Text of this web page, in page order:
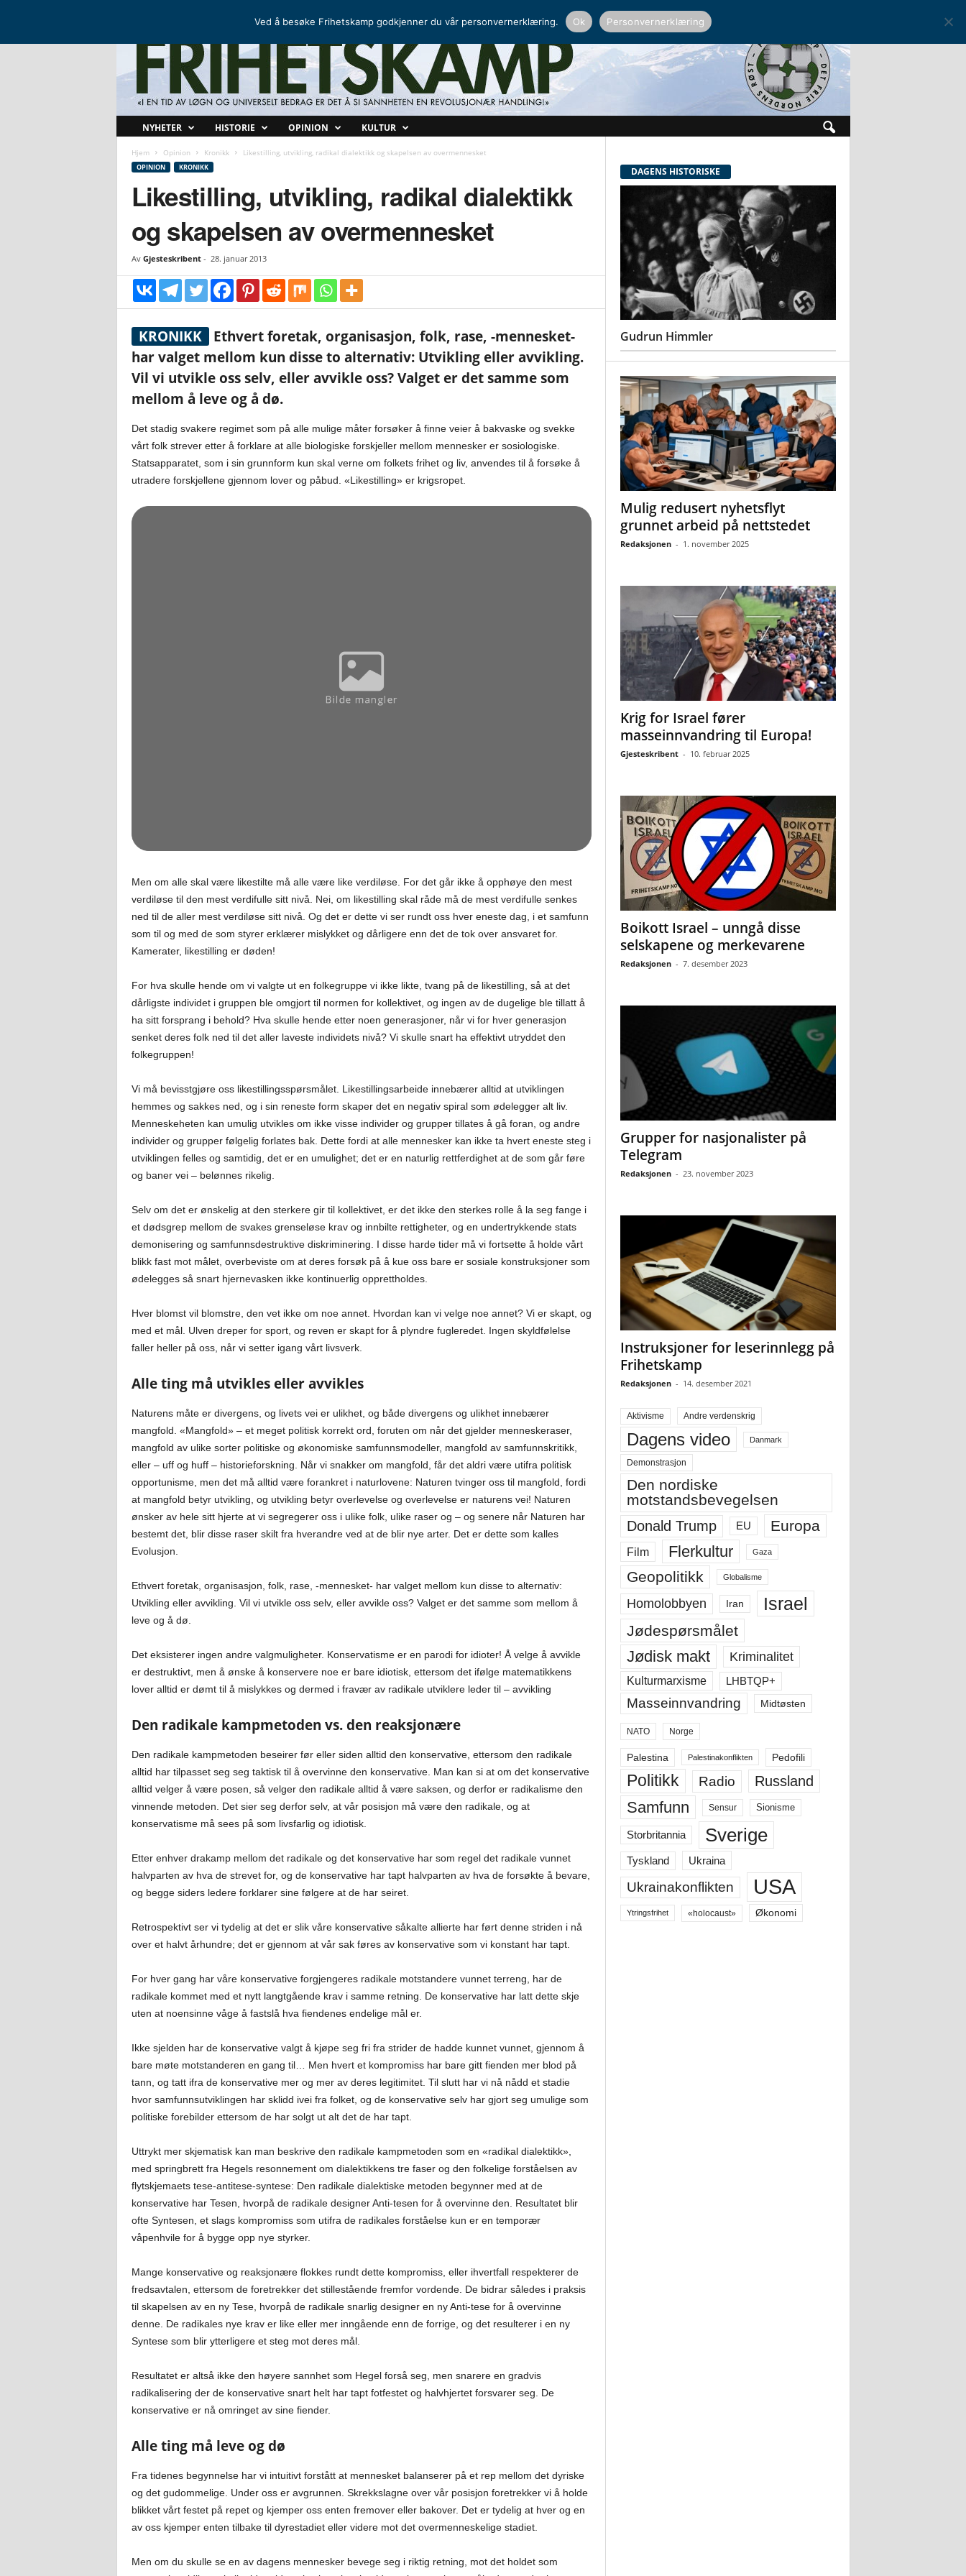
r
p
NYHETER HISTORIE OPINION KULTUR
Hjem Opinion Kronikk Likestilling, utvikling, radikal dialektikk og skapelsen av overmennesket
OPINION KRONIKK
Likestilling, utvikling, radikal dialektikk
og skapelsen av overmennesket
Av Gjesteskribent- 28. januar 2013
KRONIKK
Ethvert foretak, organisasjon, folk, rase, -mennesket-
har valget mellom kun disse to alternativ: Utvikling eller avvikling.
Vil vi utvikle oss selv, eller avvikle oss? Valget er det samme som
mellom å leve og å dø.
Det stadig svakere regimet som på alle mulige måter forsøker å finne veier å bakvaske og svekke
vårt folk strever etter å forklare at alle biologiske forskjeller mellom mennesker er sosiologiske.
Statsapparatet, som i sin grunnform kun skal verne om folkets frihet og liv, anvendes til å forsøke å
utradere forskjellene gjennom lover og påbud. «Likestilling» er krigsropet.
Men om alle skal være likestilte må alle være like verdiløse. For det går ikke å opphøye den mest
verdiløse til den mest verdifulle sitt nivå. Nei, om likestilling skal råde må de mest verdifulle senkes
ned til de aller mest verdiløse sitt nivå. Og det er dette vi ser rundt oss hver eneste dag, i et samfunn
som til og med de som styrer erklærer mislykket og dårligere enn det de tok over ansvaret for.
Kamerater, likestilling er døden!
For hva skulle hende om vi valgte ut en folkegruppe vi ikke likte, tvang på de likestilling, så at det
dårligste individet i gruppen ble omgjort til normen for kollektivet, og ingen av de dugelige ble tillatt å
ha sitt forsprang i behold? Hva skulle hende etter noen generasjoner, når vi for hver generasjon
senket deres folk ned til det aller laveste individets nivå? Vi skulle snart ha effektivt utryddet den
folkegruppen!
Vi må bevisstgjøre oss likestillingsspørsmålet. Likestillingsarbeide innebærer alltid at utviklingen
hemmes og sakkes ned, og i sin reneste form skaper det en negativ spiral som ødelegger alt liv.
Menneskeheten kan umulig utvikles om ikke visse individer og grupper tillates å gå foran, og andre
individer og grupper følgelig forlates bak. Dette fordi at alle mennesker kan ikke ta hvert eneste steg i
utviklingen felles og samtidig, det er en umulighet; det er en naturlig rettferdighet at de som går føre
og baner vei – belønnes rikelig.
Selv om det er ønskelig at den sterkere gir til kollektivet, er det ikke den sterkes rolle å la seg fange i
et dødsgrep mellom de svakes grenseløse krav og innbilte rettigheter, og en undertrykkende stats
demonisering og samfunnsdestruktive diskriminering. I disse harde tider må vi fortsette å holde vårt
blikk fast mot målet, overbeviste om at deres forsøk på å kue oss bare er sosiale konstruksjoner som
ødelegges så snart hjernevasken ikke kontinuerlig opprettholdes.
Hver blomst vil blomstre, den vet ikke om noe annet. Hvordan kan vi velge noe annet? Vi er skapt, og
med et mål. Ulven dreper for sport, og reven er skapt for å plyndre fugleredet. Ingen skyldfølelse
faller heller på oss, når vi setter igang vårt livsverk.
Alle ting må utvikles eller avvikles
Naturens måte er divergens, og livets vei er ulikhet, og både divergens og ulikhet innebærer
mangfold. «Mangfold» – et meget politisk korrekt ord, foruten om når det gjelder menneskeraser,
mangfold av ulike sorter politiske og økonomiske samfunnsmodeller, mangfold av samfunnskritikk,
eller – uff og huff – historieforskning. Når vi snakker om mangfold, får det aldri være utifra politisk
opportunisme, men det må alltid være forankret i naturlovene: Naturen tvinger oss til mangfold, fordi
at mangfold betyr utvikling, og utvikling betyr overlevelse og overlevelse er naturens vei! Naturen
ønsker av hele sitt hjerte at vi segregerer oss i ulike folk, ulike raser og – og senere når Naturen har
bestemt det, blir disse raser skilt fra hverandre ved at de blir nye arter. Det er dette som kalles
Evolusjon.
Ethvert foretak, organisasjon, folk, rase, -mennesket- har valget mellom kun disse to alternativ:
Utvikling eller avvikling. Vil vi utvikle oss selv, eller avvikle oss? Valget er det samme som mellom å
leve og å dø.
Det eksisterer ingen andre valgmuligheter. Konservatisme er en parodi for idioter! Å velge å avvikle
er destruktivt, men å ønske å konservere noe er bare idiotisk, ettersom det ifølge matematikkens
lover alltid er dømt til å mislykkes og dermed i fravær av radikale utviklere leder til – avvikling
Den radikale kampmetoden vs. den reaksjonære
Den radikale kampmetoden beseirer før eller siden alltid den konservative, ettersom den radikale
alltid har tilpasset seg seg taktisk til å overvinne den konservative. Man kan si at om det konservative
alltid velger å være posen, så velger den radikale alltid å være saksen, og derfor er radikalisme den
vinnende metoden. Det sier seg derfor selv, at vår posisjon må være den radikale, og at
konservatisme må sees på som livsfarlig og idiotisk.
Etter enhver drakamp mellom det radikale og det konservative har som regel det radikale vunnet
halvparten av hva de strevet for, og de konservative har tapt halvparten av hva de forsøkte å bevare,
og begge siders ledere forklarer sine følgere at de har seiret.
Retrospektivt ser vi tydelig at det er slik våre konservative såkalte allierte har ført denne striden i nå
over et halvt århundre; det er gjennom at vår sak føres av konservative som vi konstant har tapt.
For hver gang har våre konservative forgjengeres radikale motstandere vunnet terreng, har de
radikale kommet med et nytt langtgående krav i samme retning. De konservative har latt dette skje
uten at noensinne våge å fastslå hva fiendenes endelige mål er.
Ikke sjelden har de konservative valgt å kjøpe seg fri fra strider de hadde kunnet vunnet, gjennom å
bare møte motstanderen en gang til… Men hvert et kompromiss har bare gitt fienden mer blod på
tann, og tatt ifra de konservative mer og mer av deres legitimitet. Til slutt har vi nå nådd et stadie
hvor samfunnsutviklingen har sklidd ivei fra folket, og de konservative selv har gjort seg umulige som
politiske forebilder ettersom de har solgt ut alt det de har tapt.
Uttrykt mer skjematisk kan man beskrive den radikale kampmetoden som en «radikal dialektikk»,
med springbrett fra Hegels resonnement om dialektikkens tre faser og den folkelige forståelsen av
flytskjemaets tese-antitese-syntese: Den radikale dialektiske metoden begynner med at de
konservative har Tesen, hvorpå de radikale designer Anti-tesen for å overvinne den. Resultatet blir
ofte Syntesen, et slags kompromiss som utifra de radikales forståelse kun er en temporær
våpenhvile for å bygge opp nye styrker.
Mange konservative og reaksjonære flokkes rundt dette kompromiss, eller ihvertfall respekterer de
fredsavtalen, ettersom de foretrekker det stillestående fremfor vordende. De bidrar således i praksis
til skapelsen av en ny Tese, hvorpå de radikale snarlig designer en ny Anti-tese for å overvinne
denne. De radikales nye krav er like eller mer inngående enn de forrige, og det resulterer i en ny
Syntese som blir ytterligere et steg mot deres mål.
Resultatet er altså ikke den høyere sannhet som Hegel forså seg, men snarere en gradvis
radikalisering der de konservative snart helt har tapt fotfestet og halvhjertet forsvarer seg. De
konservative er nå omringet av sine fiender.
Alle ting må leve og dø
Fra tidenes begynnelse har vi intuitivt forstått at mennesket balanserer på et rep mellom det dyriske
og det gudommelige. Under oss er avgrunnen. Skrekkslagne over vår posisjon foretrekker vi å holde
blikket vårt festet på repet og kjemper oss enten fremover eller bakover. Det er tydelig at hver og en
av oss kjemper enten tilbake til dyrestadiet eller videre mot det overmenneskelige stadiet.
Men om du skulle se en av dagens mennesker bevege seg i riktig retning, mot det holdet som
DAGENS HISTORISKE
Gudrun Himmler
Mulig redusert nyhetsflyt
grunnet arbeid på nettstedet
Redaksjonen - 1. november 2025
Krig for Israel fører
masseinnvandring til Europa!
Gjesteskribent - 10. februar 2025
Boikott Israel – unngå disse
selskapene og merkevarene
Redaksjonen - 7. desember 2023
Grupper for nasjonalister på
Telegram
Redaksjonen - 23. november 2023
Instruksjoner for leserinnlegg på
Frihetskamp
Redaksjonen - 14. desember 2021
Aktivisme Andre verdenskrig
Dagens video Danmark
Demonstrasjon
Den nordiske
motstandsbevegelsen
Donald Trump EU Europa
Film Flerkultur Gaza
Geopolitikk Globalisme
Homolobbyen Iran Israel
Jødespørsmålet
Jødisk makt Kriminalitet
Kulturmarxisme LHBTQP+
Masseinnvandring Midtøsten
NATO Norge
Palestina Palestinakonflikten Pedofili
Politikk Radio Russland
Samfunn Sensur Sionisme
Storbritannia Sverige
Tyskland Ukraina
Ukrainakonflikten USA
Ytringsfrihet «holocaust» Økonomi
Ved å besøke Frihetskamp godkjenner du vår personvernerklæring. Ok Personvernerklæring